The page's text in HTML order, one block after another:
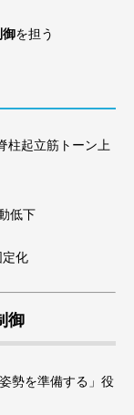
御を担う
柱起立筋トーン上
低下
定化
御
勢を準備する」役